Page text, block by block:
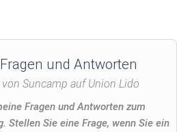
und Antworten
Suncamp auf Union Lido
Fragen und Antworten zum
Stellen Sie eine Frage, wenn Sie ein